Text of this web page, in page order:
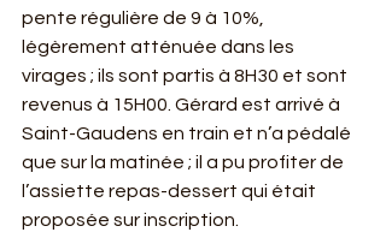
pente régulière de 9 à 10%,
légèrement atténuée dans les
virages ; ils sont partis à 8H30 et sont
revenus à 15H00. Gérard est arrivé à
Saint-Gaudens en train et n’a pédalé
que sur la matinée ; il a pu profiter de
l’assiette repas-dessert qui était
proposée sur inscription.